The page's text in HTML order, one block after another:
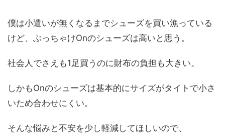
僕は小遣いが無くなるまでシューズを買い漁っている
けど、ぶっちゃけOnのシューズは高いと思う。
社会人でさえも1足買うのに財布の負担も大きい。
しかもOnのシューズは基本的にサイズがタイトで小さ
いため合わせにくい。
そんな悩みと不安を少し軽減してほしいので、